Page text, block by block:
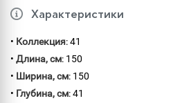
Характеристики
• Коллекция: 41
• Длина, см: 150
• Ширина, см: 150
• Глубина, см: 41